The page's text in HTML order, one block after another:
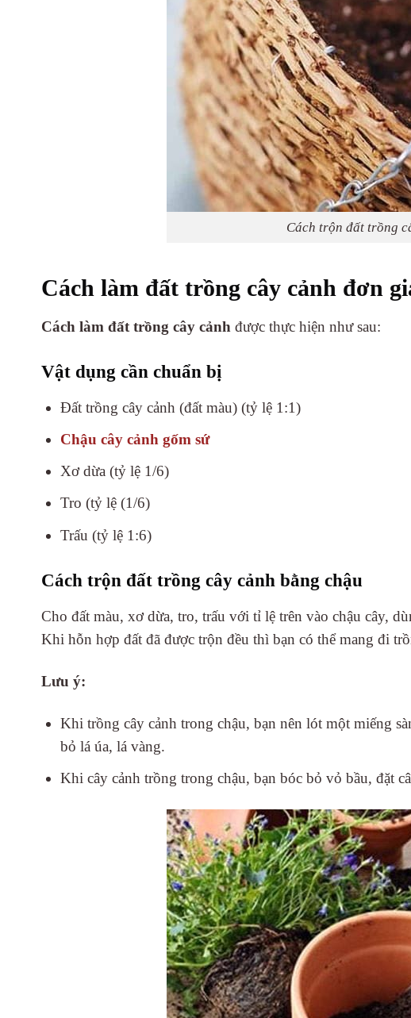
Cách trộn đất trồng
Cách làm đất trồng cây cảnh đơn
Cách làm đất trồng cây cảnh được thực hiện như sau:
Vật dụng cần chuẩn bị
Đất trồng cây cảnh (đất màu) (tỷ lệ 1:1)
Chậu cây cảnh gốm sứ
Xơ dừa (tỷ lệ 1/6)
Tro (tỷ lệ (1/6)
Trấu (tỷ lệ 1:6)
Cách trộn đất trồng cây cảnh bằng chậu
Cho đất màu, xơ dừa, tro, trấu với tỉ lệ trên vào chậu cây,
Khi hỗn hợp đất đã được trộn đều thì bạn có thể mang đi
Lưu ý:
Khi trồng cây cảnh trong chậu, bạn nên lót một miếng
bỏ lá úa, lá vàng.
Khi cây cảnh trồng trong chậu, bạn bóc bỏ vỏ bầu, đặt